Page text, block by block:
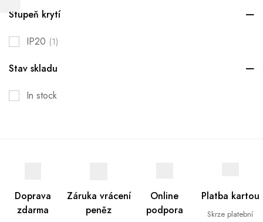
Stupeň krytí
IP20 (1)
Stav skladu
In stock
Doprava
zdarma
Záruka vrácení
peněz
Online
podpora
Platba kartou
Skrze platební